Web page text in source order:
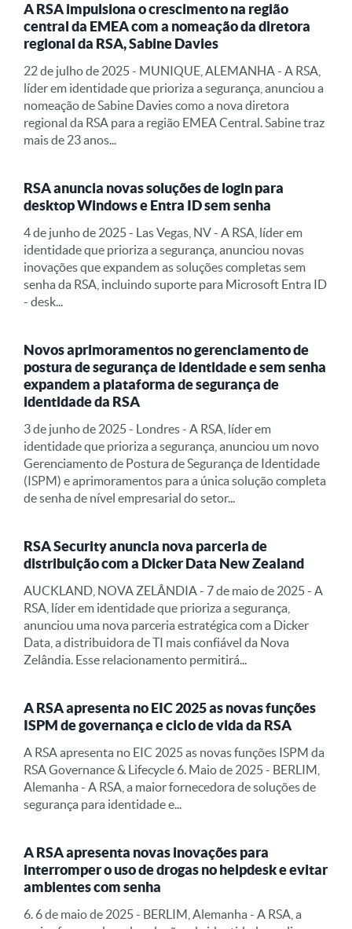
A RSA impulsiona o crescimento na região
central da EMEA com a nomeação da diretora
regional da RSA, Sabine Davies
22 de julho de 2025 - MUNIQUE, ALEMANHA - A RSA,
líder em identidade que prioriza a segurança, anunciou a
nomeação de Sabine Davies como a nova diretora
regional da RSA para a região EMEA Central. Sabine traz
mais de 23 anos...
RSA anuncia novas soluções de login para
desktop Windows e Entra ID sem senha
4 de junho de 2025 - Las Vegas, NV - A RSA, líder em
identidade que prioriza a segurança, anunciou novas
inovações que expandem as soluções completas sem
senha da RSA, incluindo suporte para Microsoft Entra ID
- desk...
Novos aprimoramentos no gerenciamento de
postura de segurança de identidade e sem senha
expandem a plataforma de segurança de
identidade da RSA
3 de junho de 2025 - Londres - A RSA, líder em
identidade que prioriza a segurança, anunciou um novo
Gerenciamento de Postura de Segurança de Identidade
(ISPM) e aprimoramentos para a única solução completa
de senha de nível empresarial do setor...
RSA Security anuncia nova parceria de
distribuição com a Dicker Data New Zealand
AUCKLAND, NOVA ZELÂNDIA - 7 de maio de 2025 - A
RSA, líder em identidade que prioriza a segurança,
anunciou uma nova parceria estratégica com a Dicker
Data, a distribuidora de TI mais confiável da Nova
Zelândia. Esse relacionamento permitirá...
A RSA apresenta no EIC 2025 as novas funções
ISPM de governança e ciclo de vida da RSA
A RSA apresenta no EIC 2025 as novas funções ISPM da
RSA Governance & Lifecycle 6. Maio de 2025 - BERLIM,
Alemanha - A RSA, a maior fornecedora de soluções de
segurança para identidade e...
A RSA apresenta novas inovações para
interromper o uso de drogas no helpdesk e evitar
ambientes com senha
6. 6 de maio de 2025 - BERLIM, Alemanha - A RSA, a